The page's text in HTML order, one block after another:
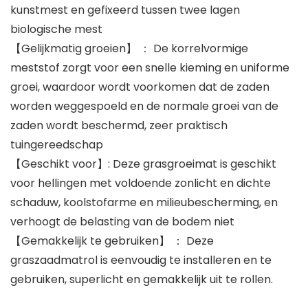
kunstmest en gefixeerd tussen twee lagen
biologische mest
【Gelijkmatig groeien】 ： De korrelvormige
meststof zorgt voor een snelle kieming en uniforme
groei, waardoor wordt voorkomen dat de zaden
worden weggespoeld en de normale groei van de
zaden wordt beschermd, zeer praktisch
tuingereedschap
【Geschikt voor】: Deze grasgroeimat is geschikt
voor hellingen met voldoende zonlicht en dichte
schaduw, koolstofarme en milieubescherming, en
verhoogt de belasting van de bodem niet
【Gemakkelijk te gebruiken】 ： Deze
graszaadmatrol is eenvoudig te installeren en te
gebruiken, superlicht en gemakkelijk uit te rollen.